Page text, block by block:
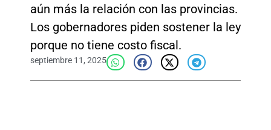
aún más la relación con las provincias.
Los gobernadores piden sostener la ley
porque no tiene costo fiscal.
septiembre 11, 2025